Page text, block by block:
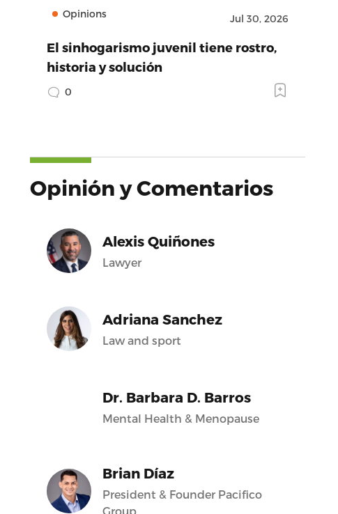
Opinions Jul 30, 2026
El sinhogarismo juvenil tiene rostro,
historia y solución
0
Opinión y Comentarios
Alexis Quiñones
Lawyer
Adriana Sanchez
Law and sport
Dr. Barbara D. Barros
Mental Health & Menopause
Brian Díaz
President & Founder Pacifico
Group